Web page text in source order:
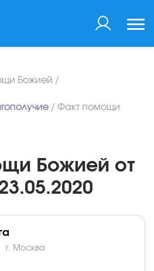
Божией /
/ Факт помощи
Божией от
г. Москва